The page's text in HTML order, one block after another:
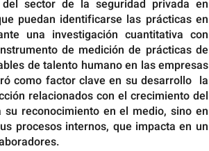
sector de la seguridad privada en
puedan identificarse las prácticas en
una investigación cuantitativa con
de medición de prácticas de
de talento humano en las empresas
como factor clave en su desarrollo la
relacionados con el crecimiento del
reconocimiento en el medio, sino en
procesos internos, que impacta en un